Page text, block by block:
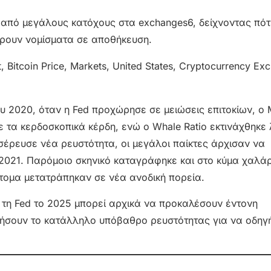
μεγάλους κατόχους στα exchanges6, δείχνοντας
νομίσματα σε αποθήκευση.
όταν η Fed προχώρησε σε μειώσεις επιτοκίων, ο
κερδοσκοπικά κέρδη, ενώ ο Whale Ratio
νέα ρευστότητα, οι μεγάλοι παίκτες άρχισαν να
Παρόμοιο σκηνικό καταγράφηκε και στο κύμα
μετατράπηκαν σε νέα ανοδική πορεία.
Fed το 2025 μπορεί αρχικά να προκαλέσουν έντονη
το κατάλληλο υπόβαθρο ρευστότητας για να